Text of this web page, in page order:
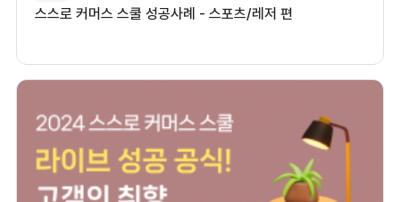
스스로 커머스 스쿨 성공사례 - 스포츠/레저 편